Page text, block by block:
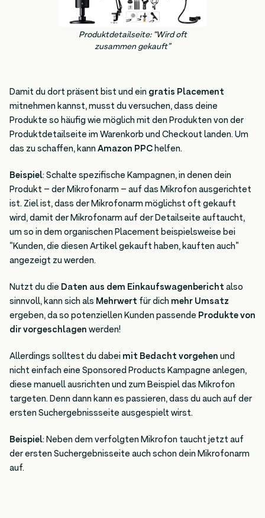
Produktdetailseite: “Wird oft
zusammen gekauft”
Damit du dort präsent bist und ein gratis Placement
mitnehmen kannst, musst du versuchen, dass deine
Produkte so häufig wie möglich mit den Produkten von der
Produktdetailseite im Warenkorb und Checkout landen. Um
das zu schaffen, kannAmazon PPChelfen.
Beispiel: Schalte spezifische Kampagnen, in denen dein
Produkt – der Mikrofonarm – auf das Mikrofon ausgerichtet
ist. Ziel ist, dass der Mikrofonarm möglichst oft gekauft
wird, damit der Mikrofonarm auf der Detailseite auftaucht,
um so in dem organischen Placement beispielsweise bei
“Kunden, die diesen Artikel gekauft haben, kauften auch”
angezeigt zu werden.
Nutzt du die Daten aus dem Einkaufswagenberichtalso
sinnvoll, kann sich als Mehrwert für dich mehr Umsatz
ergeben, da so potenziellen Kunden passende Produkte von
dir vorgeschlagenwerden!
Allerdings solltest du dabei mit Bedacht vorgehenund
nicht einfach eine Sponsored Products Kampagne anlegen,
diese manuell ausrichten und zum Beispiel das Mikrofon
targeten. Denn dann kann es passieren, dass du auch auf der
ersten Suchergebnissseite ausgespielt wirst.
Beispiel: Neben dem verfolgten Mikrofon taucht jetzt auf
der ersten Suchergebnisseite auch schon dein Mikrofonarm
auf.